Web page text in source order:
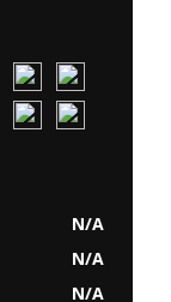
N/A
N/A
N/A